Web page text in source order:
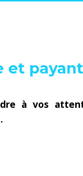
et payant
à vos